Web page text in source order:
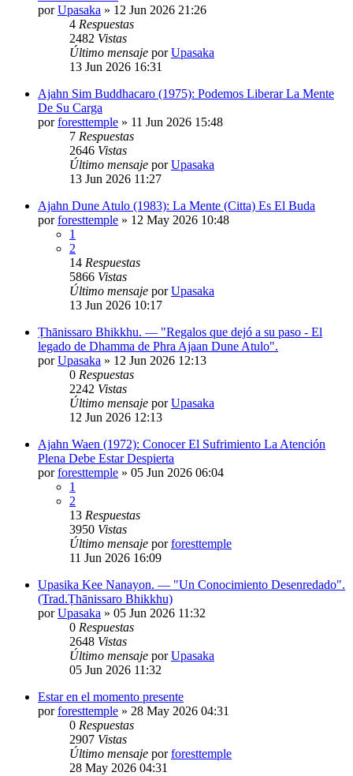
porUpasaka » 12 Jun 2026 21:26
4 Respuestas
2482 Vistas
Último mensaje porUpasaka
13 Jun 2026 16:31
Ajahn Sim Buddhacaro (1975): Podemos Liberar La Mente
De Su Carga
porforesttemple » 11 Jun 2026 15:48
7 Respuestas
2646 Vistas
Último mensaje porUpasaka
13 Jun 2026 11:27
Ajahn Dune Atulo (1983): La Mente (Citta) Es El Buda
porforesttemple » 12 May 2026 10:48
1
2
14 Respuestas
5866 Vistas
Último mensaje porUpasaka
13 Jun 2026 10:17
Ṭhānissaro Bhikkhu. — "Regalos que dejó a su paso - El
legado de Dhamma de Phra Ajaan Dune Atulo".
porUpasaka » 12 Jun 2026 12:13
0 Respuestas
2242 Vistas
Último mensaje porUpasaka
12 Jun 2026 12:13
Ajahn Waen (1972): Conocer El Sufrimiento La Atención
Plena Debe Estar Despierta
porforesttemple » 05 Jun 2026 06:04
1
2
13 Respuestas
3950 Vistas
Último mensaje porforesttemple
11 Jun 2026 16:09
Upasika Kee Nanayon. — "Un Conocimiento Desenredado".
(Trad.Ṭhānissaro Bhikkhu)
porUpasaka » 05 Jun 2026 11:32
0 Respuestas
2648 Vistas
Último mensaje porUpasaka
05 Jun 2026 11:32
Estar en el momento presente
porforesttemple » 28 May 2026 04:31
0 Respuestas
2907 Vistas
Último mensaje porforesttemple
28 May 2026 04:31